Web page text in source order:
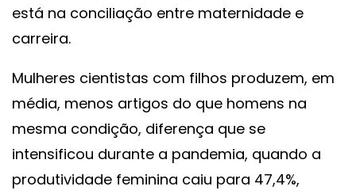
está na conciliação entre maternidade e
carreira.
Mulheres cientistas com filhos produzem, em
média, menos artigos do que homens na
mesma condição, diferença que se
intensificou durante a pandemia, quando a
produtividade feminina caiu para 47,4%,